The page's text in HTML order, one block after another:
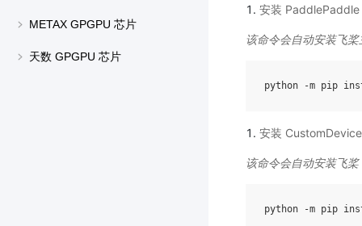
METAX GPGPU 芯片
天数 GPGPU 芯片
安装 PaddlePaddle
该命令会自动安装飞
python -m pip
安装 CustomDevice
该命令会自动安装飞
python -m pip